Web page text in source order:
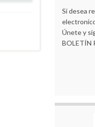
Si desea
Únete y
BOLETÍN